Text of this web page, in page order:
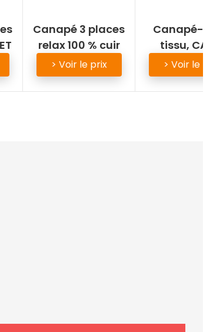
Canapé 3 places
relax 100 % cuir
> Voir le prix
Canapé-lit en
tissu, CALVI
> Voir le prix